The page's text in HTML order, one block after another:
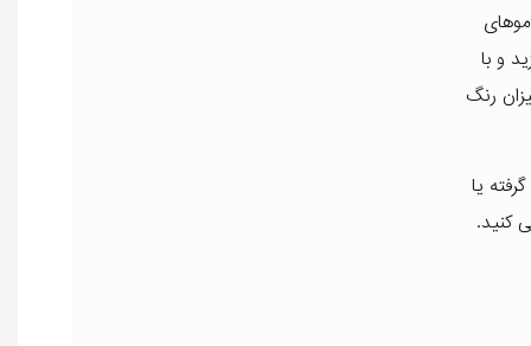
و با
که دوبرابر میزان رنگ
نظر را گرفته یا
کنید.